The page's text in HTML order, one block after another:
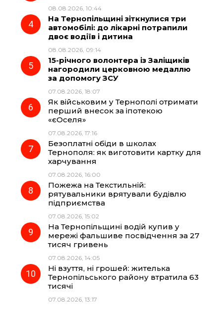
08.08.2026, 10:44
На Тернопільщині зіткнулися три
автомобілі: до лікарні потрапили
двоє водіїв і дитина
08.08.2026, 09:14
15-річного волонтера із Заліщиків
нагородили церковною медаллю
за допомогу ЗСУ
07.08.2026, 18:07
Як військовим у Тернополі отримати
перший внесок за іпотекою
«єОселя»
07.08.2026, 17:16
Безоплатні обіди в школах
Тернополя: як виготовити картку для
харчування
07.08.2026, 16:00
Пожежа на Текстильній:
рятувальники врятували будівлю
підприємства
07.08.2026, 15:02
На Тернопільщині водій купив у
мережі фальшиве посвідчення за 27
тисяч гривень
07.08.2026, 14:05
Ні взуття, ні грошей: жителька
Тернопільського району втратила 63
тисячі
07.08.2026, 13:17